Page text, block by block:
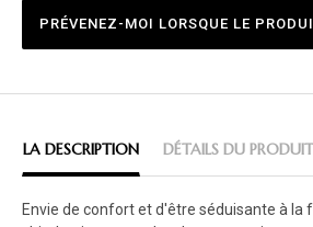
PRÉVENEZ-MOI LORSQUE LE
LA DESCRIPTION DÉTAILS DU PRODUIT
Envie de confort et d'être séduisante à la